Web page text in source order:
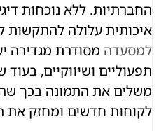
החברתיות. ללא נוכחות
איכותית עלולה להתקשות
למסעדה מסודרת מגדירה
תפעוליים ושיווקיים, בעוד
משלים את התמונה בכך
לקוחות חדשים ומחזק את